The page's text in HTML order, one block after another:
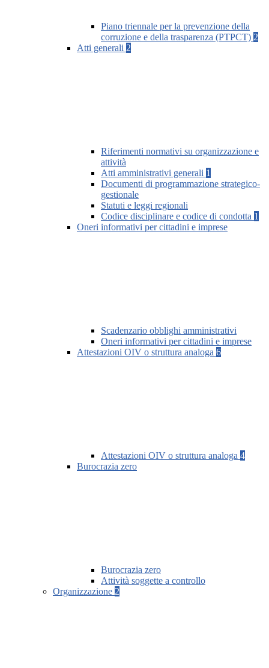
Piano triennale per la prevenzione della
corruzione e della trasparenza (PTPCT) 2
Atti generali 2
Riferimenti normativi su organizzazione e
attività
Atti amministrativi generali 1
Documenti di programmazione strategico-
gestionale
Statuti e leggi regionali
Codice disciplinare e codice di condotta 1
Oneri informativi per cittadini e imprese
Scadenzario obblighi amministrativi
Oneri informativi per cittadini e imprese
Attestazioni OIV o struttura analoga 6
Attestazioni OIV o struttura analoga 4
Burocrazia zero
Burocrazia zero
Attività soggette a controllo
Organizzazione 2